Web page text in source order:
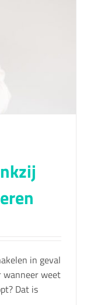
in geval
wanneer weet
Dat is